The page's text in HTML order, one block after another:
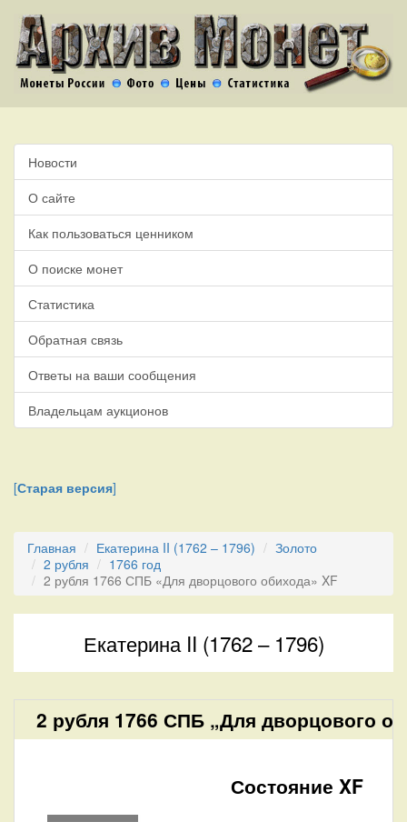
Новости
О сайте
Как пользоваться ценником
О поиске монет
Статистика
Обратная связь
Ответы на ваши сообщения
Владельцам аукционов
[Старая версия]
Главная Екатерина II (1762 – 1796)
Золото
2 рубля
1766 год
2 рубля 1766 СПБ «Для дворцового обихода» XF
Екатерина II (1762 – 1796)
2 рубля 1766 СПБ „Для дворцового
Состояние XF